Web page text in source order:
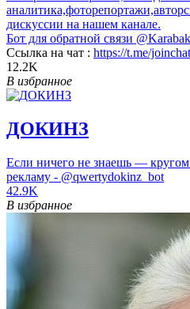
дискуссии на нашем канале.
Бот для обратной связи
Ссылка на чат : https://t.me/
12.2K
В избранное
ДОКИНЗ
Если ничего не знаешь — кругом
рекламу - @qwertydokinz_bot
42.9K
В избранное